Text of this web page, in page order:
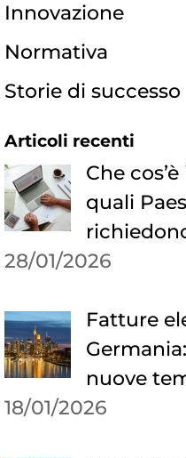
Innovazione
Normativa
Storie di successo
Articoli recenti
Che
quali
28/01/2026
Fatture
nuove
18/01/2026